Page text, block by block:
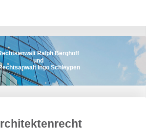
Ralph Berghoff
und
Ingo Schleypen